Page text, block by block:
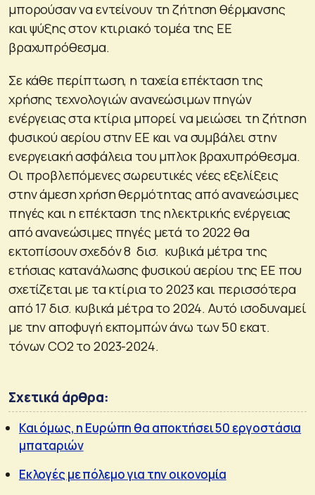
μπορούσαν να εντείνουν τη ζήτηση θέρμανσης
και ψύξης στον κτιριακό τομέα της ΕΕ
βραχυπρόθεσμα.
Σε κάθε περίπτωση, η ταχεία επέκταση της
χρήσης τεχνολογιών ανανεώσιμων πηγών
ενέργειας στα κτίρια μπορεί να μειώσει τη ζήτηση
φυσικού αερίου στην ΕΕ και να συμβάλει στην
ενεργειακή ασφάλεια του μπλοκ βραχυπρόθεσμα.
Οι προβλεπόμενες σωρευτικές νέες εξελίξεις
στην άμεση χρήση θερμότητας από ανανεώσιμες
πηγές και η επέκταση της ηλεκτρικής ενέργειας
από ανανεώσιμες πηγές μετά το 2022 θα
εκτοπίσουν σχεδόν 8 δισ. κυβικά μέτρα της
ετήσιας κατανάλωσης φυσικού αερίου της ΕΕ που
σχετίζεται με τα κτίρια το 2023 και περισσότερα
από 17 δισ. κυβικά μέτρα το 2024. Αυτό ισοδυναμεί
με την αποφυγή εκπομπών άνω των 50 εκατ.
τόνων CO2 το 2023-2024.
Σχετικά άρθρα:
Και όμως, η Ευρώπη θα αποκτήσει 50 εργοστάσια
μπαταριών
Εκλογές με πόλεμο για την οικονομία